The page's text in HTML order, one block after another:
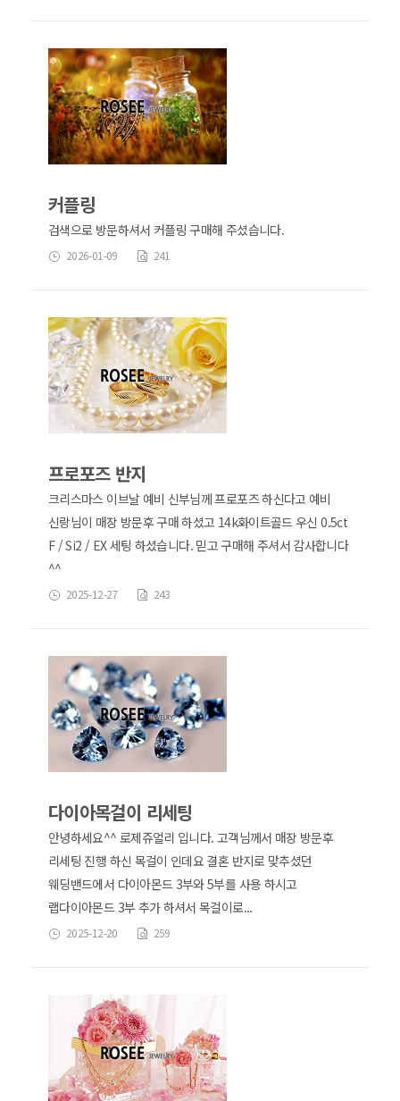
커플링
검색으로 방문하셔서 커플링 구매해 주셨습니다.
2026-01-09 241
프로포즈 반지
크리스마스 이브날 예비 신부님께 프로포즈 하신다고 예비
신랑님이 매장 방문후 구매 하셨고 14k화이트골드 우신 0.5ct
F / Si2 / EX 세팅 하셨습니다. 믿고 구매해 주셔서 감사합니다
^^
2025-12-27 243
다이아목걸이 리세팅
안녕하세요^^ 로제쥬얼리 입니다. 고객님께서 매장 방문후
리세팅 진행 하신 목걸이 인데요 결혼 반지로 맞추셨던
웨딩밴드에서 다이아몬드 3부와 5부를 사용 하시고
랩다이아몬드 3부 추가 하셔서 목걸이로...
2025-12-20 259